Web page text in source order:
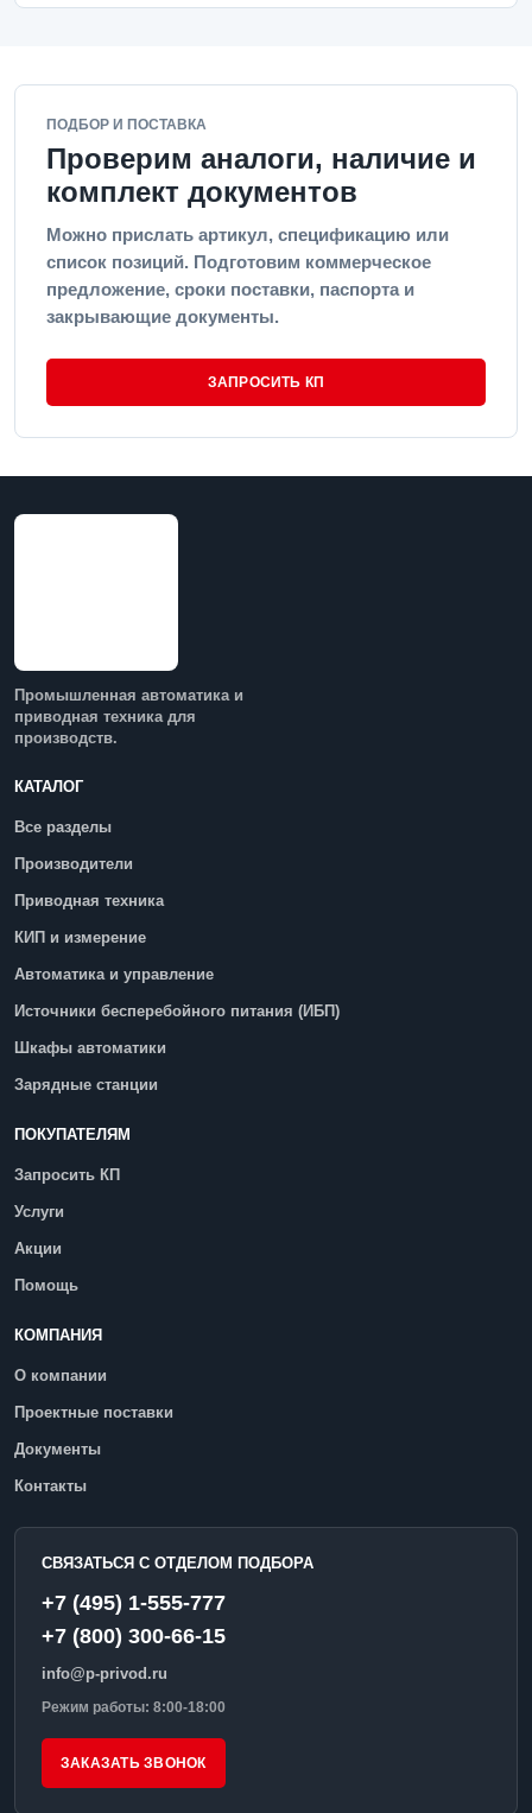
ПОДБОР И ПОСТАВКА
Проверим аналоги, наличие и
комплект документов
Можно прислать артикул, спецификацию или
список позиций. Подготовим коммерческое
предложение, сроки поставки, паспорта и
закрывающие документы.
ЗАПРОСИТЬ КП
Промышленная автоматика и
приводная техника для
производств.
КАТАЛОГ
Все разделы
Производители
Приводная техника
КИП и измерение
Автоматика и управление
Источники бесперебойного питания (ИБП)
Шкафы автоматики
Зарядные станции
ПОКУПАТЕЛЯМ
Запросить КП
Услуги
Акции
Помощь
КОМПАНИЯ
О компании
Проектные поставки
Документы
Контакты
СВЯЗАТЬСЯ С ОТДЕЛОМ ПОДБОРА
+7 (495) 1-555-777
+7 (800) 300-66-15
info@p-privod.ru
Режим работы: 8:00-18:00
ЗАКАЗАТЬ ЗВОНОК